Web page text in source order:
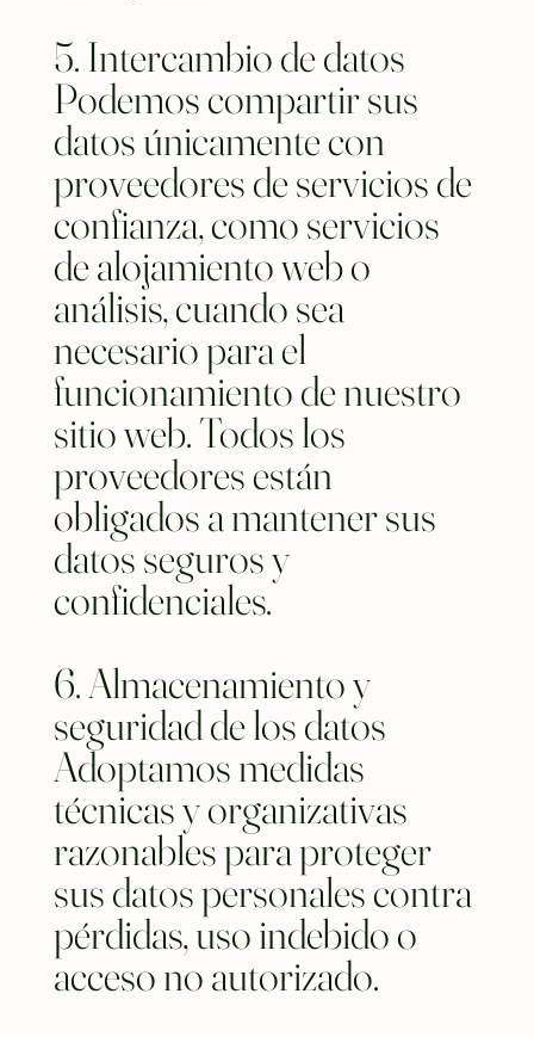
5. Intercambio de datos
Podemos compartir sus
datos únicamente con
proveedores de servicios de
confianza, como servicios
de alojamiento web o
análisis, cuando sea
necesario para el
funcionamiento de nuestro
sitio web. Todos los
proveedores están
obligados a mantener sus
datos seguros y
confidenciales.
6. Almacenamiento y
seguridad de los datos
Adoptamos medidas
técnicas y organizativas
razonables para proteger
sus datos personales contra
pérdidas, uso indebido o
acceso no autorizado.